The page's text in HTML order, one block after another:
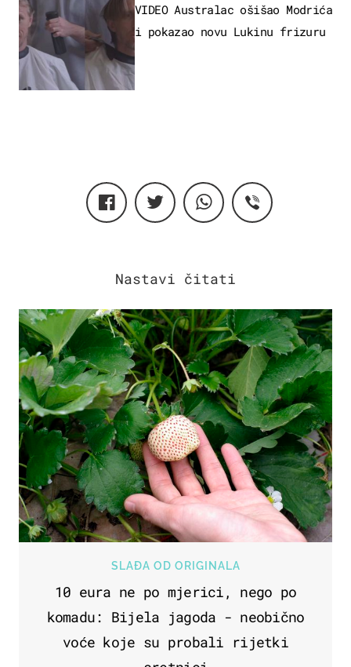
VIDEO Australac ošišao Modrića
i pokazao novu Lukinu frizuru
SLAĐA OD ORIGINALA
10 eura ne po mjerici, nego po
komadu: Bijela jagoda - neobično
voće koje su probali rijetki